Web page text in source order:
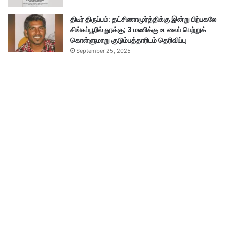
திடீர் திருப்பம்: தட்சிணாமூர்த்திக்கு இன்று பிற்பகலே
சிங்கப்பூரில் தூக்கு; 3 மணிக்கு உடலைப் பெற்றுக்
கொள்ளுமாறு குடும்பத்தாரிடம் தெரிவிப்பு
September 25, 2025